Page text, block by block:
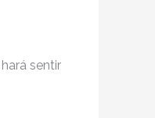
sentir